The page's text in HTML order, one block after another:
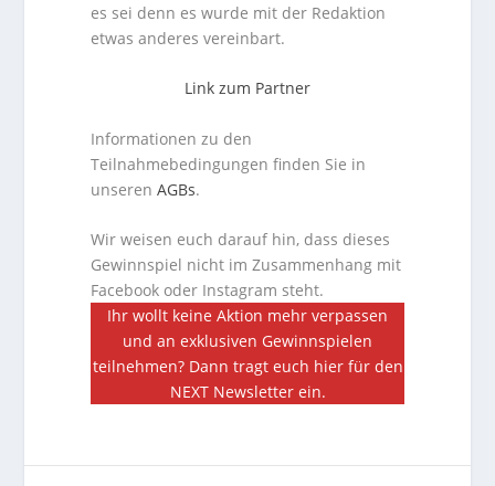
es sei denn es wurde mit der Redaktion
etwas anderes vereinbart.
Link zum Partner
Informationen zu den
Teilnahmebedingungen finden Sie in
unserenAGBs.
Wir weisen euch darauf hin, dass dieses
Gewinnspiel nicht im Zusammenhang mit
Facebook oder Instagram steht.
Ihr wollt keine Aktion mehr verpassen
und an exklusiven Gewinnspielen
teilnehmen? Dann tragt euch hier für den
NEXT Newsletter ein.